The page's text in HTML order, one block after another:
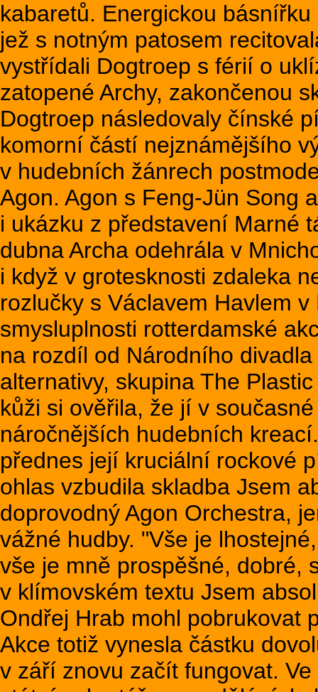
kabaretů. Energickou
jež s notným patosem
vystřídali Dogtroep s férií o
zatopené Archy, zakončenou
Dogtroep následovaly čínské
komorní částí nejznámějšího
v hudebních žánrech
Agon. Agon s Feng-Jün Song
i ukázku z představení Marné
dubna Archa odehrála v
i když v grotesknosti zdaleka
rozlučky s Václavem Havlem
smysluplnosti rotterdamské
na rozdíl od Národního
alternativy, skupina The
kůži si ověřila, že jí v
náročnějších hudebních
přednes její kruciální rockové
ohlas vzbudila skladba Jsem
doprovodný Agon Orchestra,
vážné hudby. "Vše je
vše je mně prospěšné, dobré,
v klímovském textu Jsem
Ondřej Hrab mohl pobrukovat
Akce totiž vynesla částku
v září znovu začít fungovat.